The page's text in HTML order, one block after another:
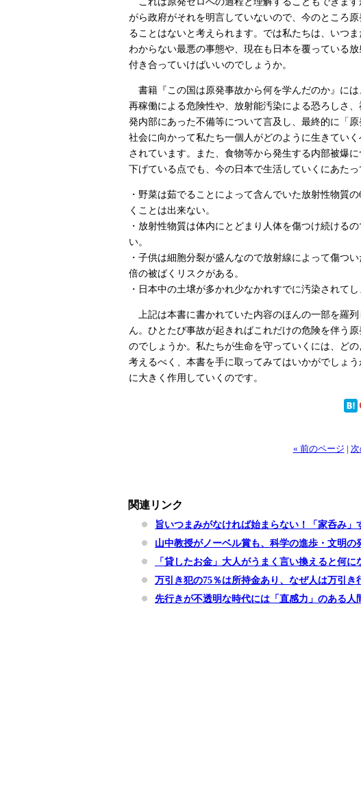
がら政府がそれを明言していないので、今のところ
ることはないと考えられます。では私たちは、いつ
わからない最悪の事態や、現在も日本を覆っている放
付き合っていけばいいのでしょうか。
書籍『この国は原発事故から何を学んだのか』には
再稼働による危険性や、放射能汚染による恐ろしさ
発内部にあった不備等について言及し、最終的に「
社会に向かって私たち一個人がどのように生きてい
されています。また、食物等から発生する内部被爆に
下げている点でも、今の日本で生活していくにあた
・野菜は茹でることによって含んでいた放射性物質
くことは出来ない。
・放射性物質は体内にとどまり人体を傷つけ続ける
い。
・子供は細胞分裂が盛んなので放射線によって傷つ
倍の被ばくリスクがある。
・日本中の土壌が多かれ少なかれすでに汚染されてし
上記は本書に書かれていた内容のほんの一部を羅
ん。ひとたび事故が起きればこれだけの危険を伴う
のでしょうか。私たちが生命を守っていくには、ど
考えるべく、本書を手に取ってみてはいかがでしょ
に大きく作用していくのです。
« 前のページ |
関連リンク
旨いつまみがなければ始まらない！「家呑み」
山中教授がノーベル賞も、科学の進歩・文明の
「貸したお金」大人がうまく言い換えると何に
万引き犯の75％は所持金あり、なぜ人は万引き
先行きが不透明な時代には「直感力」のある人